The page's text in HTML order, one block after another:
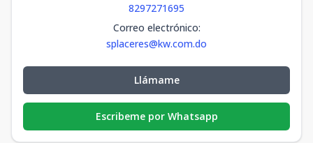
8297271695
Correo electrónico:
splaceres@kw.com.do
Llámame
Escribeme por Whatsapp